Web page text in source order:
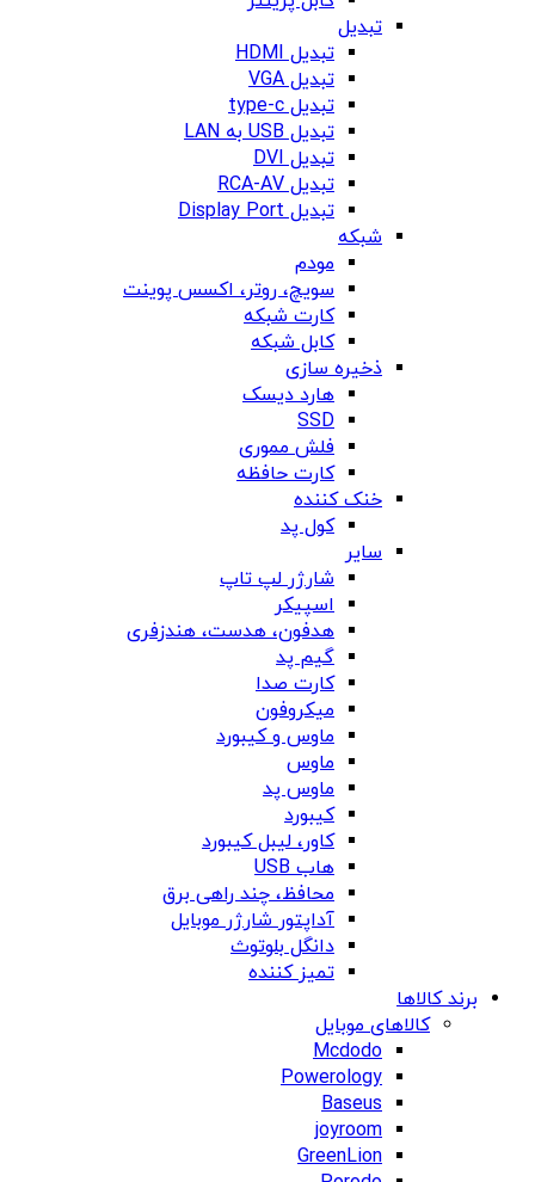
تبدیل
تبدیل HDMI
تبدیل VGA
تبدیل type-c
تبدیل USB به LAN
تبدیل DVI
تبدیل RCA-AV
تبدیل Display Port
شبکه
مودم
سویچ، روتر، اکسس پوینت
کارت شبکه
کابل شبکه
ذخیره سازی
هارد دیسک
SSD
فلش مموری
کارت حافظه
خنک کننده
کول پد
سایر
شارژر لپ تاپ
اسپیکر
هدفون، هدست، هندزفری
گیم پد
کارت صدا
میکروفون
ماوس و کیبورد
ماوس
ماوس پد
کیبورد
کاور، لیبل کیبورد
هاب USB
محافظ، چند راهی برق
آداپتور شارژر موبایل
دانگل بلوتوث
تمیز کننده
برند کالاها
کالاهای موبایل
Mcdodo
Powerology
Baseus
joyroom
GreenLion